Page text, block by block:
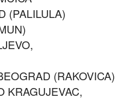
(PALILULA)
(RAKOVICA)
KRAGUJEVAC,